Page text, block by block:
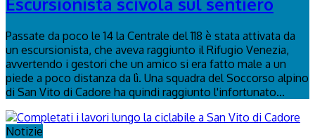
Passate da poco le 14 la Centrale del 118 è stata attivata da
un escursionista, che aveva raggiunto il Rifugio Venezia,
avvertendo i gestori che un amico si era fatto male a un
piede a poco distanza da lì. Una squadra del Soccorso alpino
di San Vito di Cadore ha quindi raggiunto l'infortunato...
Notizie